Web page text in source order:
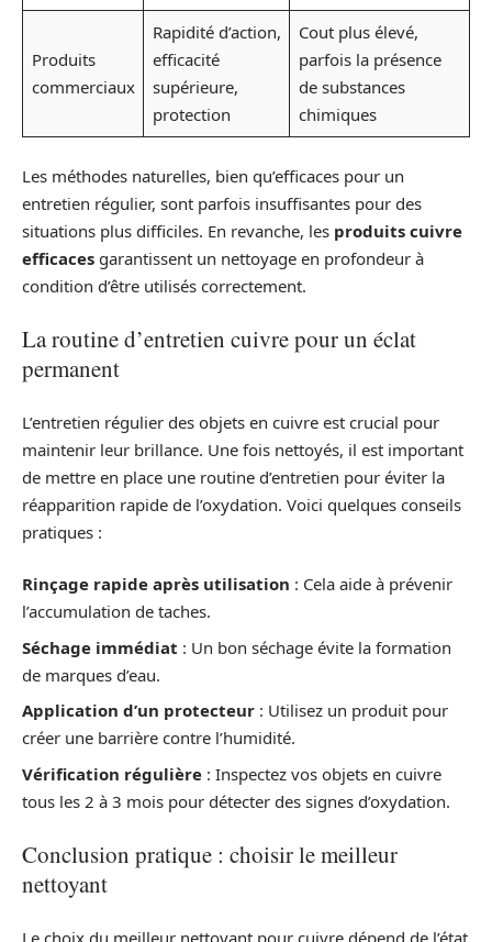
Produits
commerciaux
Rapidité d’action,
efficacité
supérieure,
protection
Cout plus élevé,
parfois la présence
de substances
chimiques
Les méthodes naturelles, bien qu’efficaces pour un
entretien régulier, sont parfois insuffisantes pour des
situations plus difficiles. En revanche, les produits cuivre
efficaces garantissent un nettoyage en profondeur à
condition d’être utilisés correctement.
La routine d’entretien cuivre pour un éclat
permanent
L’entretien régulier des objets en cuivre est crucial pour
maintenir leur brillance. Une fois nettoyés, il est important
de mettre en place une routine d’entretien pour éviter la
réapparition rapide de l’oxydation. Voici quelques conseils
pratiques :
Rinçage rapide après utilisation : Cela aide à prévenir
l’accumulation de taches.
Séchage immédiat : Un bon séchage évite la formation
de marques d’eau.
Application d’un protecteur : Utilisez un produit pour
créer une barrière contre l’humidité.
Vérification régulière : Inspectez vos objets en cuivre
tous les 2 à 3 mois pour détecter des signes d’oxydation.
Conclusion pratique : choisir le meilleur
nettoyant
Le choix du meilleur nettoyant pour cuivre dépend de l’état